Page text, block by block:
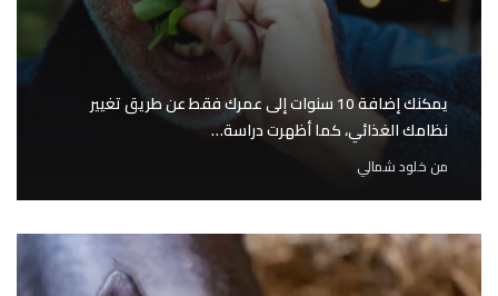
يمكنك إضافة 10 سنوات إلى عمرك فقط عن طريق تغيير
نظامك الغذائي، كما أظهرت دراسة…
من خلود شمالي